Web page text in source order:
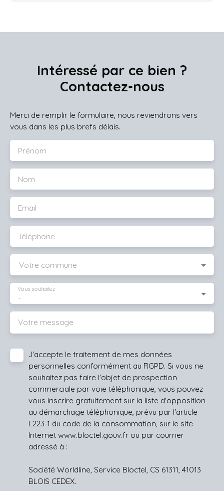
Intéressé par ce bien ?
Contactez-nous
Merci de remplir le formulaire, nous reviendrons vers
vous dans les plus brefs délais.
Prénom
Nom
Email
Téléphone
Votre commune
-
Vous souhaitez
Votre message
J'accepte le traitement de mes données
personnelles conformément au RGPD. Si vous ne
souhaitez pas faire l'objet de prospection
commerciale par voie téléphonique, vous pouvez
vous inscrire gratuitement sur la liste d'opposition
au démarchage téléphonique, prévu par l'article
L223-1 du code de la consommation, sur le site
Internet www.bloctel.gouv.fr ou par courrier
adressé à :
Société Worldline, Service Bloctel, CS 61311, 41013
BLOIS CEDEX.